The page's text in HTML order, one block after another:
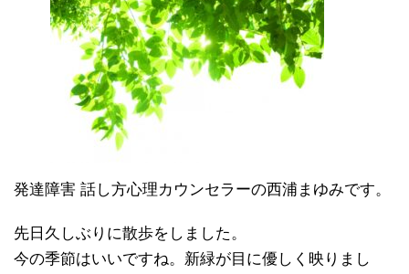
発達障害 話し方心理カウンセラーの西浦まゆみです。
先日久しぶりに散歩をしました。
今の季節はいいですね。新緑が目に優しく映りまし